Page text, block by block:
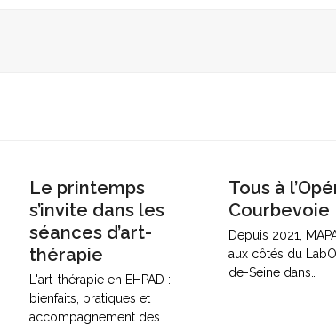
Le printemps
s’invite dans les
séances d’art-
thérapie
L'art-thérapie en EHPAD :
bienfaits, pratiques et
accompagnement des
Tous à
Courbevoie
Depuis 2021,
aux côtés du
de-Seine dans…